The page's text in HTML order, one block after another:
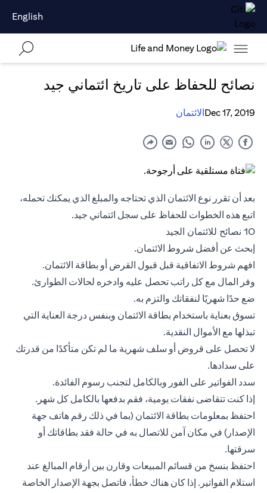
English
نصائح للحفاظ على تاريخ ائتماني جيد
Dec 17, 2019الائتمان
بعد أن تقرر نوع الائتمان الذي تحتاجه والمبلغ الذي يمكنك تحمله،
اتبع هذه الخطوات للحفاظ على سجل ائتماني جيد.
10 نصائح للائتمان الجيد
إبحث عن أفضل شروط الائتمان.
افهم شروط الاتفاقية قبل قبول القرض أو بطاقة الائتمان.
وفر المال مع كل راتب تحصل عليه وادخره لحالات الطوارئ.
ضع حدًا شهريًا لنفقاتك والتزم به.
تسوق بعناية باستخدام بطاقة الائتمان وبنفس درجة العناية التي
تبذلها مع الأموال النقدية.
لا تحصل على قروض أو سلف شهرية ما لم تكن متأكدًا من قدرتك
على سدادها.
سدد الفواتير على الفور وبالكامل لتجنب رسوم الفائدة.
إذا كنت تتقاضى نفقات يومية، فقم بدفعها بالكامل كل شهر.
احتفظ بمعلومات بطاقة الائتمان (بما في ذلك رقم هاتف جهة
الإصدار) في مكان آمن للاتصال به في حالة فقد بطاقاتك أو
سرقتها.
احتفظ بنسخ من قسائم المبيعات وقارن بين أرقام المبالغ عند
استلام الفواتير. إذا كان هناك خطأ، فاتصل بجهة الإصدار الخاصة